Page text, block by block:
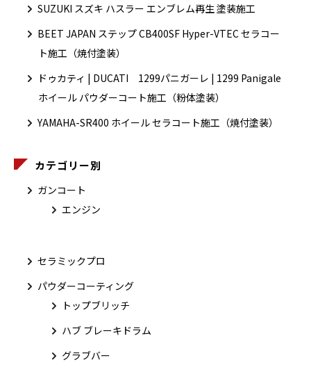
SUZUKI スズキ ハスラー エンブレム再生 塗装施工
BEET JAPAN ステップ CB400SF Hyper-VTEC セラコー
ト施工（焼付塗装）
ドゥカティ | DUCATI 1299パニガーレ | 1299 Panigale
ホイール パウダーコート施工（粉体塗装）
YAMAHA-SR400 ホイール セラコート施工（焼付塗装）
カテゴリー別
ガンコート
エンジン
セラミックプロ
パウダーコーティング
トップブリッチ
ハブ ブレーキドラム
グラブバー